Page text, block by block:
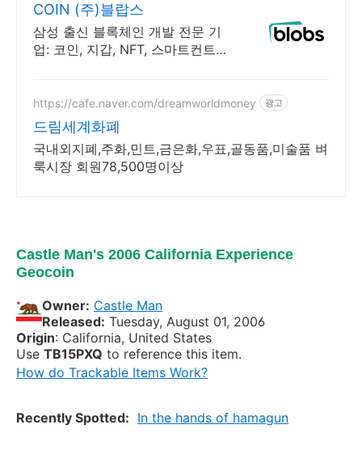
COIN (주)블랍스
삼성 출신 블록체인 개발 전문 기
업: 코인, 지갑, NFT, 스마트컨트랙
https://cafe.naver.com/dreamworldmoney 광고
드림세계화폐
국내외지폐,주화,민트,금은화,우표,골동품,미술품 벼
룩시장 회원78,500명이상
Castle Man's 2006 California Experience
Geocoin
Owner: Castle Man
Released: Tuesday, August 01, 2006
Origin: California, United States
Use TB15PXQ to reference this item.
How do Trackable Items Work?
Recently Spotted: In the hands of hamagun